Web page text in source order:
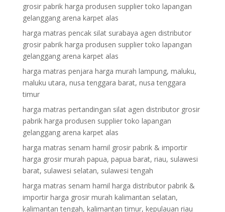
grosir pabrik harga produsen supplier toko lapangan
gelanggang arena karpet alas
harga matras pencak silat surabaya agen distributor
grosir pabrik harga produsen supplier toko lapangan
gelanggang arena karpet alas
harga matras penjara harga murah lampung, maluku,
maluku utara, nusa tenggara barat, nusa tenggara
timur
harga matras pertandingan silat agen distributor grosir
pabrik harga produsen supplier toko lapangan
gelanggang arena karpet alas
harga matras senam hamil grosir pabrik & importir
harga grosir murah papua, papua barat, riau, sulawesi
barat, sulawesi selatan, sulawesi tengah
harga matras senam hamil harga distributor pabrik &
importir harga grosir murah kalimantan selatan,
kalimantan tengah, kalimantan timur, kepulauan riau